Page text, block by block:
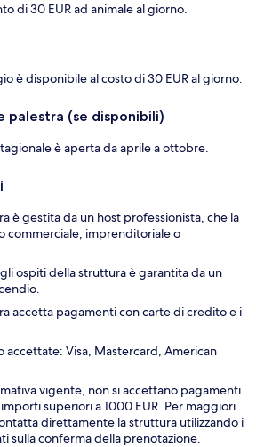
di 30 EUR ad animale al giorno.
è disponibile al costo di 30 EUR al giorno.
palestra (se disponibili)
è aperta da aprile a ottobre.
è gestita da un host professionista, che la
commerciale, imprenditoriale o
ospiti della struttura è garantita da un
accetta pagamenti con carte di credito e i
accettate: Visa, Mastercard, American
vigente, non si accettano pagamenti
superiori a 1000 EUR. Per maggiori
direttamente la struttura utilizzando i
sulla conferma della prenotazione.